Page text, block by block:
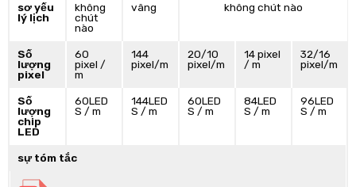
sơ yếu
lý lịch
không
chút
nào
vâng không chút nào
Số
lượng
pixel
60
pixel /
m
144
pixel/m
20/10
pixel/m
14 pixel
/ m
32/16
pixel/m
Số
lượng
chip
LED
60LED
S / m
144LED
S / m
60LED
S / m
84LED
S / m
96LED
S / m
sự tóm tắc